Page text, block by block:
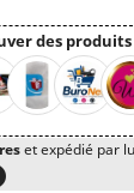
des
et expédié par